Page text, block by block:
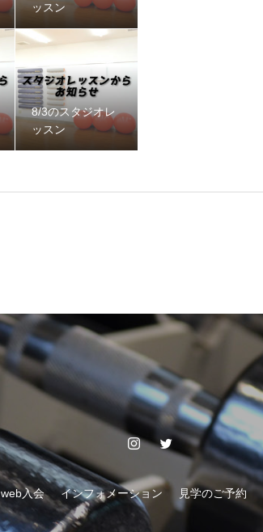
ッスン
8/3のスタジオレ
ッスン
web入会 インフォメーション 見学のご予約